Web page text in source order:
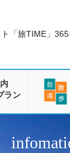
「旅TIME」 365
ラン